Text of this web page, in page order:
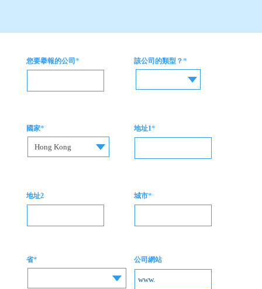
您要擧報的公司* 該公司的類型？*
國家*
Hong Kong
地址1*
地址2 城市*
省* 公司網站